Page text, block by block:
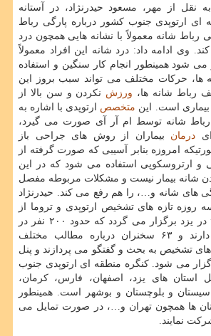
نقل از مهر، مسعود حیدرنژاد، در آستانه
ای ارتوپدی جنوب كشور درباره پارگی رباط
رباط شانه معمولاً با نشانه هایی همچون درد
وی ادامه داد: درد شانه این افراد معمولاً
می شود همینطور انجام كار سنگین و استفاده
ها، حركات مختلف می تواند سبب بروز این
شانه ها، ورزش نكردن و سن بالا از
بیماری است. این متخصص ارتوپدی با اشاره به
رباط شانه توسط ام آر آی صورت می گیرد،
درمان بیماران از روش های جراحی باز
امروزه بنابر آسیبی كه صورت گرفته از
و ارتروسكوپی استفاده می شود كه در این
شانه بیمار نیست و مشكلات مربوطه مفصل
های شانه و…، را هم رفع می كند. حیدرنژاد
روزه تازه های تشخیص ارتوپدی و تروما از
۲۸ تا ۳۰ فروردین ۹۸ در یزد برگزار می گردد كه حدود ۲۰۰ نفر در
این همایش شركت دارند و ۶۳ سخنران درباره مطالب مختلف
های تشخیص به بحث و گفتگو می پردازند و پنل
می شود. كنگره منطقه ای ارتوپدی جنوب
های یزد، اصفهان، فارس، كرمان،
و بلوچستان و بوشهر است. همینطور
ها همچون تهران و…، در صورت تمایل می
نمایند.